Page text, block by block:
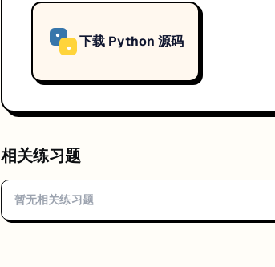
下载 Python 源码
相关练习题
暂无相关练习题